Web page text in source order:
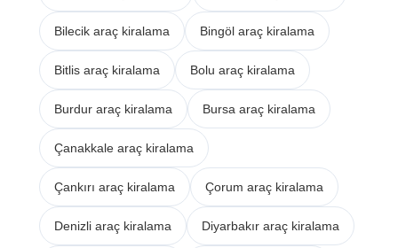
Bilecik araç kiralama Bingöl araç kiralama
Bitlis araç kiralama Bolu araç kiralama
Burdur araç kiralama Bursa araç kiralama
Çanakkale araç kiralama
Çankırı araç kiralama Çorum araç kiralama
Denizli araç kiralama Diyarbakır araç kiralama